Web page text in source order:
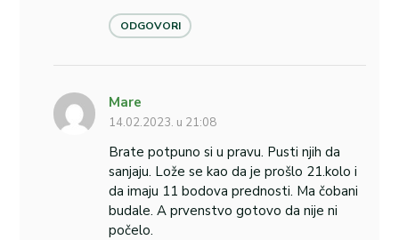
ODGOVORI
Mare
14.02.2023. u 21:08
Brate potpuno si u pravu. Pusti njih da
sanjaju. Lože se kao da je prošlo 21.kolo i
da imaju 11 bodova prednosti. Ma čobani
budale. A prvenstvo gotovo da nije ni
počelo.